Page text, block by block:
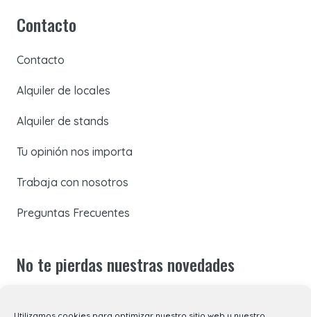
Contacto
Contacto
Alquiler de locales
Alquiler de stands
Tu opinión nos importa
Trabaja con nosotros
Preguntas Frecuentes
No te pierdas nuestras novedades